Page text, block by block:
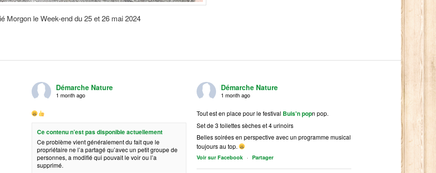
Morgon le Week-end du 25 et 26 mai 2024
Démarche Nature
1 month ago
Ce contenu n’est pas disponible actuellement
Ce problème vient généralement du fait que le
propriétaire ne l’a partagé qu’avec un petit groupe de
personnes, a modifié qui pouvait le voir ou l’a
supprimé.
Démarche Nature
1 month ago
Tout est en place pour le festival Buis'n popn pop.
Set de 3 toilettes sèches et 4 urinoirs
Belles soirées en perspective avec un programme musical
toujours au top.
Voir sur Facebook · Partager